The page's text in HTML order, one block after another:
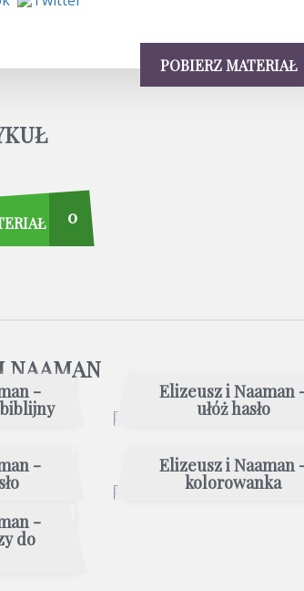
POBIERZ MATERIAŁ
0
NAAMAN
- Elizeusz i Naaman
ułóż hasło
- Elizeusz i Naaman
kolorowanka
-
do